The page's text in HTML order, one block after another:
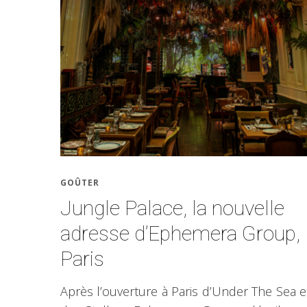
GOÛTER
Jungle Palace, la nouvelle
adresse d’Ephemera Group,
Paris
Après l’ouverture à Paris d’Under The Sea